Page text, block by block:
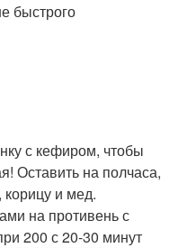
быстрого
с кефиром, чтобы
Оставить на полчаса,
корицу и мед.
на противень с
200 с 20-30 минут